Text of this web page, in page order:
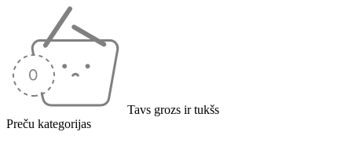
Tavs grozs ir tukšs
Preču kategorijas